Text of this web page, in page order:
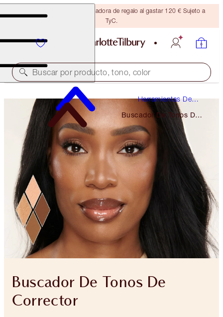
Consigue una brocha bronceadora de regalo al gastar 120 € Sujeto a
TyC.
Buscar por producto, tono, color
Herramientas De
Belleza
Buscador De Tonos De
Corrector
Buscador De Tonos De
Corrector